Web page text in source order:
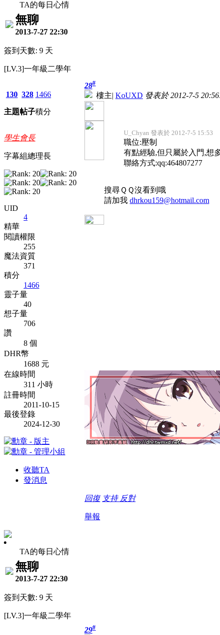
TA的每日心情
無聊
2013-7-27 22:30
簽到天數: 9 天
[LV.3]一年級二學年
130
主題
328
帖子
1466
積分
學生會長
字幕組總理長
UID
4
精華
閱讀權限
255
魔法資質
371
積分
1466
靈子量
40
想子量
706
讚
8 個
DHR幣
1688 元
在線時間
311 小時
註冊時間
2011-10-15
最後登錄
2024-12-30
收聽TA
發消息
28#
樓主| KoUXD 發表於 2012-7-5
U_Chyan 發表於 2012-7-5 15:53
職位:壓制
有點經驗,但只屬於入門,想
聯絡方式:qq:464807277
搜尋ＱＱ沒看到哦
請加我 dhrkou159@hotmail.com
回復 支持 反對
舉報
TA的每日心情
無聊
2013-7-27 22:30
簽到天數: 9 天
[LV.3]一年級二學年
29#